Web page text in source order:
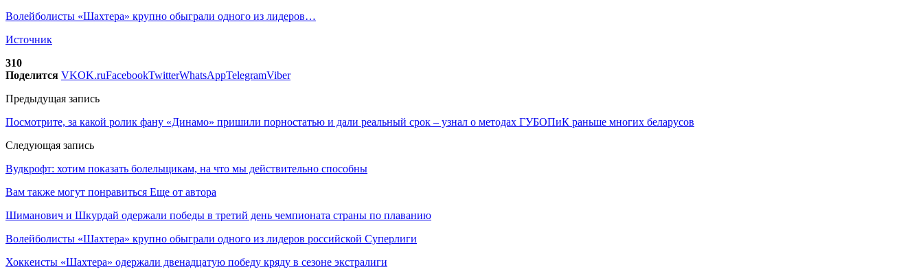
Волейболисты «Шахтера» крупно обыграли одного из лидеров…
Источник
310
Поделится VKOK.ruFacebookTwitterWhatsAppTelegramViber
Предыдущая запись
Посмотрите, за какой ролик фану «Динамо» пришили порностатью и дали реальный срок – узнал о методах ГУБОПиК раньше многих беларусов
Следующая запись
Вудкрофт: хотим показать болельщикам, на что мы действительно способны
Вам также могут понравиться Еще от автора
Шиманович и Шкурдай одержали победы в третий день чемпионата страны по плаванию
Волейболисты «Шахтера» крупно обыграли одного из лидеров российской Суперлиги
Хоккеисты «Шахтера» одержали двенадцатую победу кряду в сезоне экстралиги